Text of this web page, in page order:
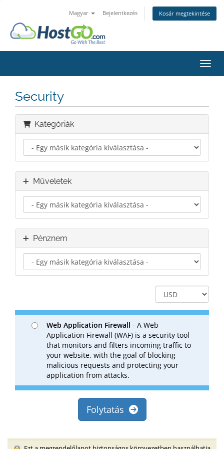
Magyar Bejelentkezés Kosár megtekintése
Security
Kategóriák
Műveletek
Pénznem
Web Application Firewall - A Web
Application Firewall (WAF) is a security tool
that monitors and filters incoming traffic to
your website, with the goal of blocking
malicious requests and protecting your
application from attacks.
Folytatás